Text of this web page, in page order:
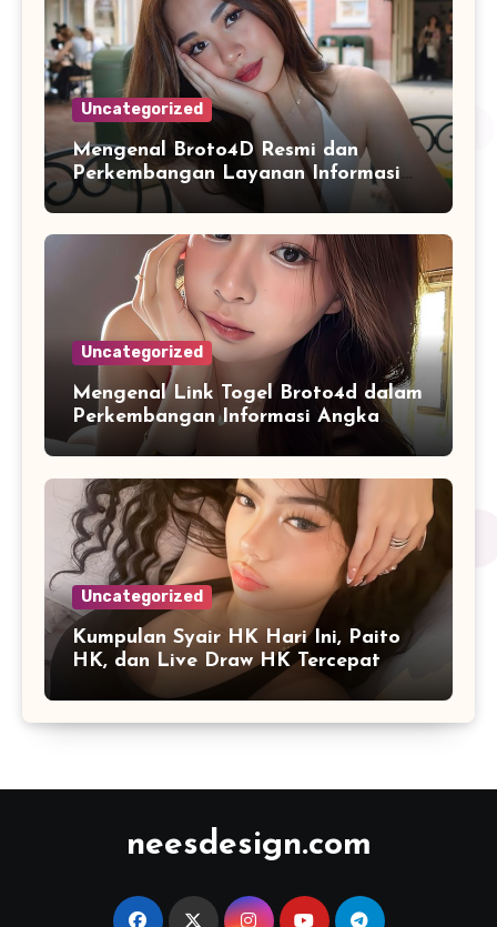
Uncategorized
Mengenal Broto4D Resmi dan
Perkembangan Layanan Informasi
Berbasis Teknologi Modern
Uncategorized
Mengenal Link Togel Broto4d dalam
Perkembangan Informasi Angka
Digital
Uncategorized
Kumpulan Syair HK Hari Ini, Paito
HK, dan Live Draw HK Tercepat
neesdesign.com